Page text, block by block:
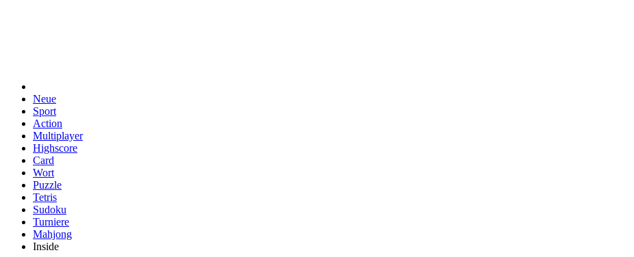
Neue
Sport
Action
Multiplayer
Highscore
Card
Wort
Puzzle
Tetris
Sudoku
Turniere
Mahjong
Inside